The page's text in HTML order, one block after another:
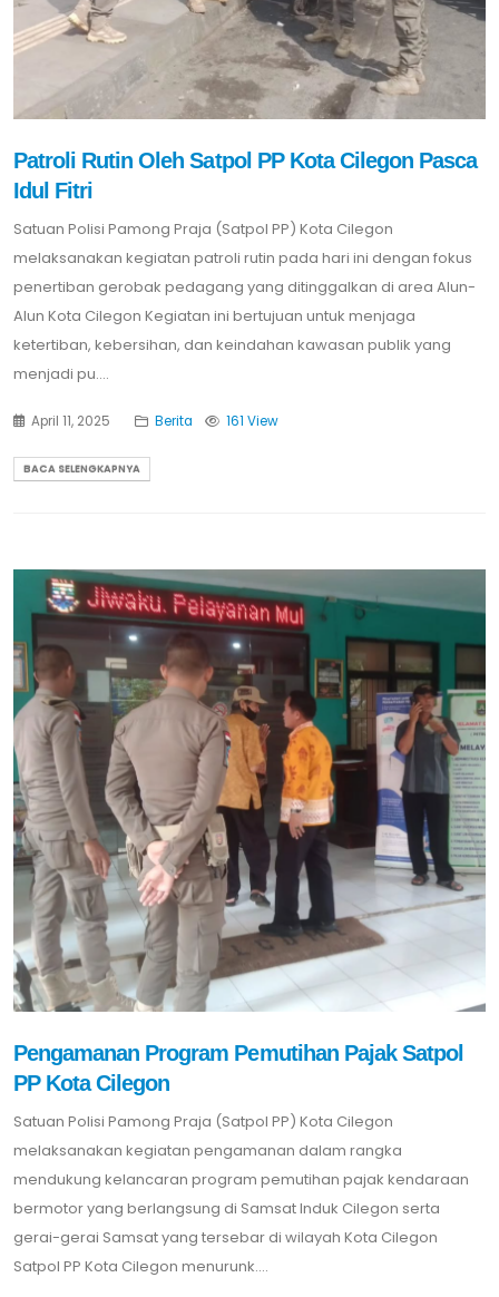
Patroli Rutin Oleh Satpol PP Kota Cilegon Pasca
Idul Fitri
Satuan Polisi Pamong Praja (Satpol PP) Kota Cilegon
melaksanakan kegiatan patroli rutin pada hari ini dengan fokus
penertiban gerobak pedagang yang ditinggalkan di area Alun-
Alun Kota Cilegon Kegiatan ini bertujuan untuk menjaga
ketertiban, kebersihan, dan keindahan kawasan publik yang
menjadi pu....
April 11, 2025 Berita 161 View
BACA SELENGKAPNYA
Pengamanan Program Pemutihan Pajak Satpol
PP Kota Cilegon
Satuan Polisi Pamong Praja (Satpol PP) Kota Cilegon
melaksanakan kegiatan pengamanan dalam rangka
mendukung kelancaran program pemutihan pajak kendaraan
bermotor yang berlangsung di Samsat Induk Cilegon serta
gerai-gerai Samsat yang tersebar di wilayah Kota Cilegon
Satpol PP Kota Cilegon menurunk....